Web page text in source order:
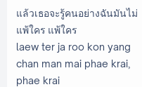
แล้วเธอจะรู้คนอย่างฉันมันไม่
แพ้ใคร แพ้ใคร
laew ter ja roo kon yang
chan man mai phae krai,
phae krai